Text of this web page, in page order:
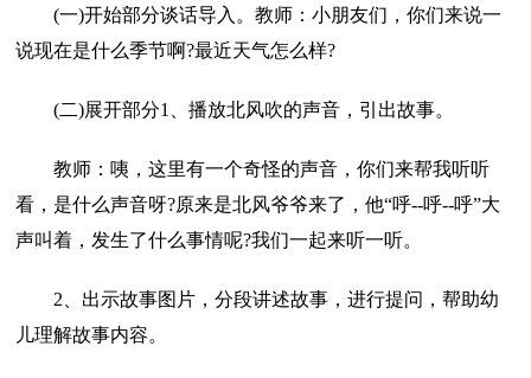
(一)开始部分谈话导入。教师：小朋友们，你们来说一
说现在是什么季节啊?最近天气怎么样?
(二)展开部分1、播放北风吹的声音，引出故事。
教师：咦，这里有一个奇怪的声音，你们来帮我听听
看，是什么声音呀?原来是北风爷爷来了，他“呼--呼--呼”大
声叫着，发生了什么事情呢?我们一起来听一听。
2、出示故事图片，分段讲述故事，进行提问，帮助幼
儿理解故事内容。